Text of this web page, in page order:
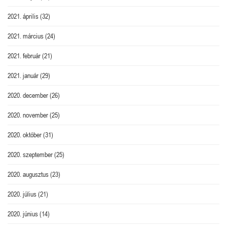
2021. április(32)
2021. március(24)
2021. február(21)
2021. január(29)
2020. december(26)
2020. november(25)
2020. október(31)
2020. szeptember(25)
2020. augusztus(23)
2020. július(21)
2020. június(14)